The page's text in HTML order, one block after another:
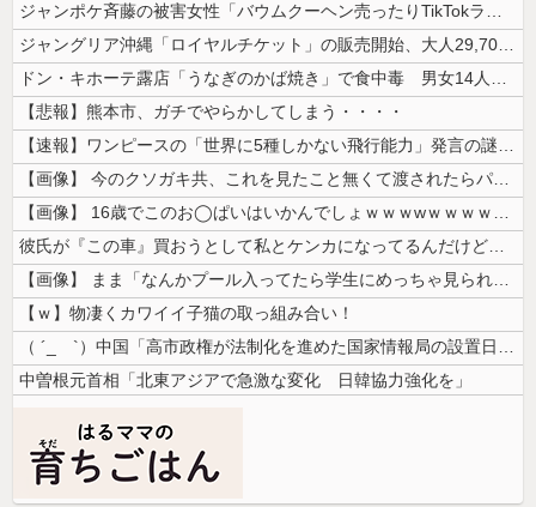
ジャンポケ斉藤の被害女性「バウムクーヘン売ったりTikTokライブして...
ジャングリア沖縄「ロイヤルチケット」の販売開始、大人29,700円にｗ...
ドン・キホーテ露店「うなぎのかば焼き」で食中毒 男女14人が発熱や腹痛...
【悲報】熊本市、ガチでやらかしてしまう・・・・
【速報】ワンピースの「世界に5種しかない飛行能力」発言の謎が解けるww...
【画像】 今のクソガキ共、これを見たこと無くて渡されたらパニクるらしい...
【画像】 16歳でこのお◯ぱいはいかんでしょｗｗｗwｗｗｗｗｗｗｗｗ❤
彼氏が『この車』買おうとして私とケンカになってるんだけどｗｗｗｗｗｗ
【画像】 まま「なんかプール入ってたら学生にめっちゃ見られたw」
【ｗ】物凄くカワイイ子猫の取っ組み合い！
（ ´_ゝ`）中国「高市政権が法制化を進めた国家情報局の設置日が7月3...
中曽根元首相「北東アジアで急激な変化 日韓協力強化を」